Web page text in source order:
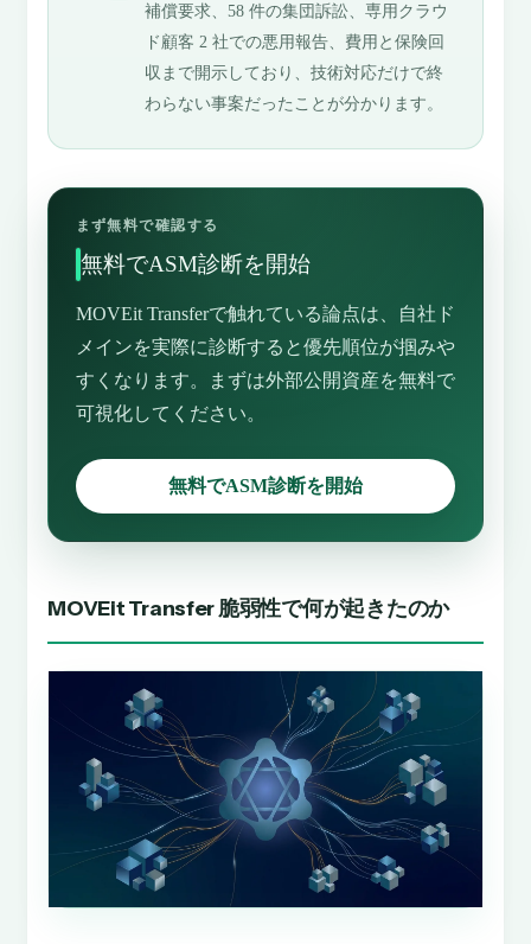
補償要求、58 件の集団訴訟、専用クラウ
ド顧客 2 社での悪用報告、費用と保険回
収まで開示しており、技術対応だけで終
わらない事案だったことが分かります。
まず無料で確認する
無料でASM診断を開始
MOVEit Transferで触れている論点は、自社ド
メインを実際に診断すると優先順位が掴みや
すくなります。まずは外部公開資産を無料で
可視化してください。
無料でASM診断を開始
MOVEit Transfer 脆弱性で何が起きたのか